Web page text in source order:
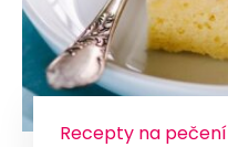
Recepty na pečení